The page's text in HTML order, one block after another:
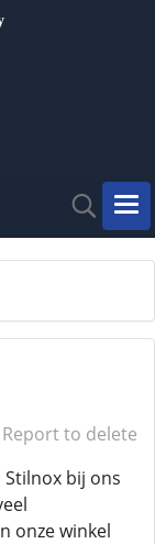
Report to delete
bij ons
onze winkel